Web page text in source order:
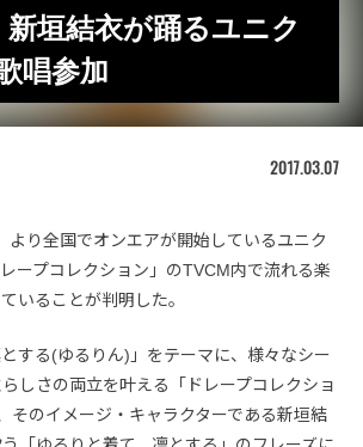
垣結衣が踊るユニク
唱参加
2017.03.07
より全国でオンエアが開始しているユニク
ープコレクション」のTVCM内で流れる楽
いることが判明した。
とする(ゆるりん)」をテーマに、様々なシー
しさの両立を叶える「ドレープコレクショ
そのイメージ・キャラクターである新垣結